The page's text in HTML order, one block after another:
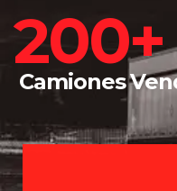
200+
Camiones